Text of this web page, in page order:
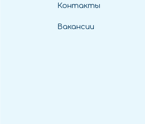
Контакты
Вакансии